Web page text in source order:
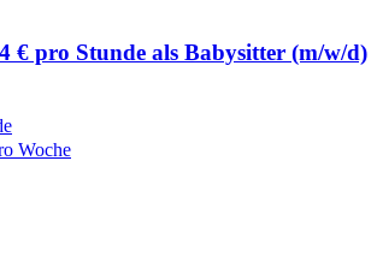
€ pro Stunde als Babysitter (m/w/d)
Woche